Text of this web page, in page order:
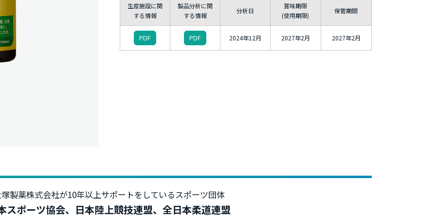
生産施設に関
する情報
製品分析に関
する情報
分析日
賞味期限
(使用期限)
保管期間
PDF PDF 2024年12月 2027年2月 2027年2月
製薬株式会社が10年以上サポートをしているスポーツ団体
スポーツ協会、日本陸上競技連盟、全日本柔道連盟